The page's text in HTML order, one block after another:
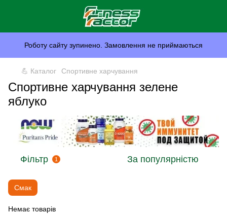
Роботу сайту зупинено. Замовлення не приймаються
💪 Каталог Спортивне харчування
Спортивне харчування зелене
яблуко
Фільтр 1 За популярністю
Смак
Немає товарів